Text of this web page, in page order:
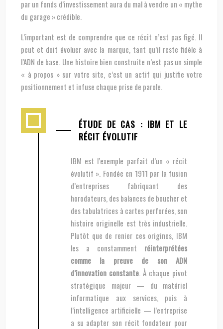
par un fonds d’investissement aura du mal à vendre un « mythe
du garage » crédible.
L’important est de comprendre que ce récit n’est pas figé. Il
peut et doit évoluer avec la marque, tant qu’il reste fidèle à
l’ADN de base. Une histoire bien construite n’est pas un simple
« à propos » sur votre site, c’est un actif qui justifie votre
positionnement et infuse chaque prise de parole.
ÉTUDE DE CAS : IBM ET LE
RÉCIT ÉVOLUTIF
IBM est l’exemple parfait d’un « récit
évolutif ». Fondée en 1911 par la fusion
d’entreprises fabriquant des
horodateurs, des balances de boucher et
des tabulatrices à cartes perforées, son
histoire originelle est très industrielle.
Plutôt que de renier ces origines, IBM
les a constamment réinterprétées
comme la preuve de son ADN
d’innovation constante . À chaque pivot
stratégique majeur — du matériel
informatique aux services, puis à
l’intelligence artificielle — l’entreprise
a su adapter son récit fondateur pour